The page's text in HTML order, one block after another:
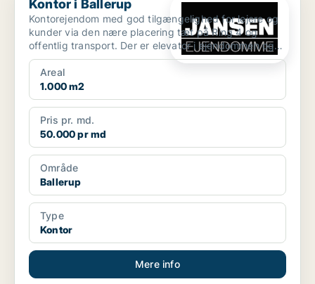
Kontor i Ballerup
Kontorejendom med god tilgængelighed for lejere og
kunder via den nære placering tæt på Ring 4 og
offentlig transport. Der er elevator i ejendommen og
masser...
Areal
1.000 m2
Pris pr. md.
50.000 pr md
Område
Ballerup
Type
Kontor
Mere info